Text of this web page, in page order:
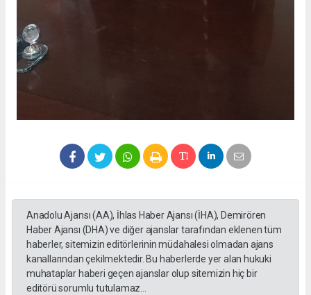
Anadolu Ajansı (AA), İhlas Haber Ajansı (İHA), Demirören
Haber Ajansı (DHA) ve diğer ajanslar tarafından eklenen tüm
haberler, sitemizin editörlerinin müdahalesi olmadan ajans
kanallarından çekilmektedir. Bu haberlerde yer alan hukuki
muhataplar haberi geçen ajanslar olup sitemizin hiç bir
editörü sorumlu tutulamaz...